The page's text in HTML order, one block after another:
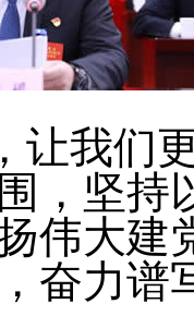
让我们
，坚持
伟大建
奋力谱